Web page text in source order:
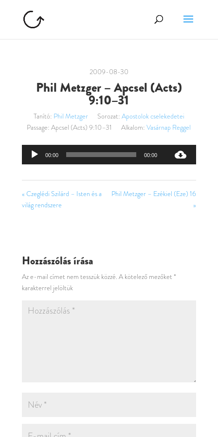
2009-08-30
Phil Metzger – Apcsel (Acts)
9:10–31
Tanító: Phil Metzger Sorozat: Apostolok cselekedetei
Passage: Apcsel (Acts) 9:10–31 Alkalom: Vasárnap Reggel
Audió
00:00 00:00
« Czeglédi Szilárd – Isten és a
világ rendszere
Phil Metzger – Ezékiel (Eze) 16
»
Hozzászólás írása
Az e-mail címet nem tesszük közzé. A kötelező mezőket *
karakterrel jelöltük